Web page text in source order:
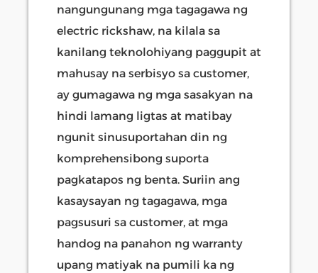
nangungunang mga tagagawa ng
electric rickshaw, na kilala sa
kanilang teknolohiyang paggupit at
mahusay na serbisyo sa customer,
ay gumagawa ng mga sasakyan na
hindi lamang ligtas at matibay
ngunit sinusuportahan din ng
komprehensibong suporta
pagkatapos ng benta. Suriin ang
kasaysayan ng tagagawa, mga
pagsusuri sa customer, at mga
handog na panahon ng warranty
upang matiyak na pumili ka ng